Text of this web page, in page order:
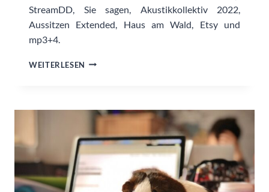
StreamDD, Sie sagen, Akustikkollektiv 2022,
Aussitzen Extended, Haus am Wald, Etsy und
mp3+4.
WEITERLESEN TREFFEN